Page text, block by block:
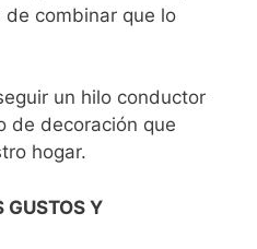
de combinar que lo
un hilo conductor
de decoración que
hogar.
GUSTOS Y